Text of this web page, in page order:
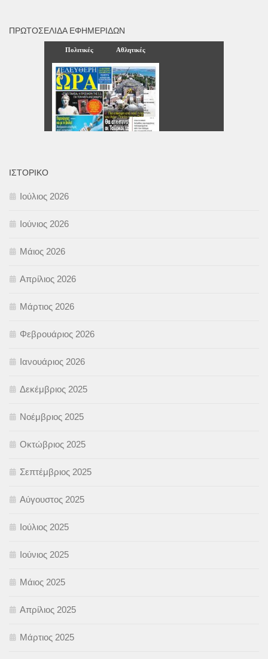
ΠΡΩΤΟΣΈΛΙΔΑ ΕΦΗΜΕΡΊΔΩΝ
ΙΣΤΟΡΙΚΌ
Ιούλιος 2026
Ιούνιος 2026
Μάιος 2026
Απρίλιος 2026
Μάρτιος 2026
Φεβρουάριος 2026
Ιανουάριος 2026
Δεκέμβριος 2025
Νοέμβριος 2025
Οκτώβριος 2025
Σεπτέμβριος 2025
Αύγουστος 2025
Ιούλιος 2025
Ιούνιος 2025
Μάιος 2025
Απρίλιος 2025
Μάρτιος 2025